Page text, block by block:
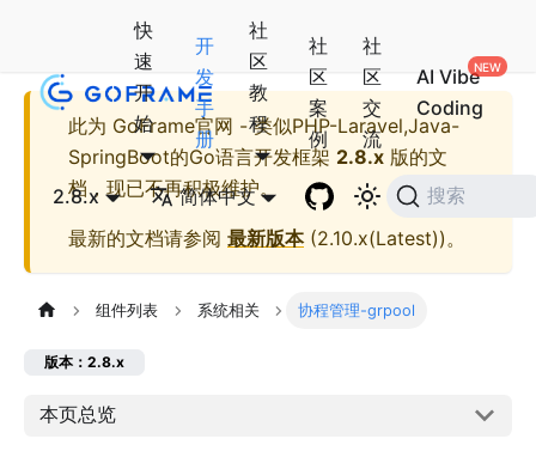
快
速
开
始
开
发
手
册
社
区
教
程
社
区
案
例
社
区
交
流
AI Vibe
Coding
2.8.x 简体中文 搜索
此为 GoFrame官网 - 类似PHP-Laravel,Java-
SpringBoot的Go语言开发框架 2.8.x 版的文
档，现已不再积极维护。
最新的文档请参阅 最新版本(2.10.x(Latest))。
组件列表 系统相关 协程管理-grpool
版本：2.8.x
本页总览